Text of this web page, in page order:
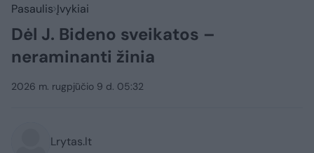
Pasaulis Įvykiai
Dėl J. Bideno sveikatos –
neraminanti žinia
2026 m. rugpjūčio 9 d. 05:32
Lrytas.lt